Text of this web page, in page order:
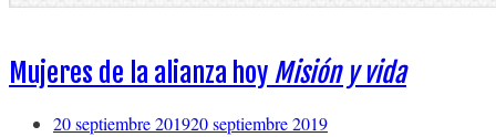
Mujeres de la alianza hoy Misión y vida
20 septiembre 201920 septiembre 2019